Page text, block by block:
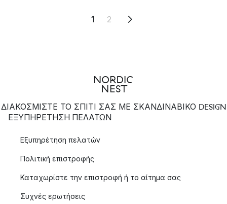
1 2
ΔΙΑΚΟΣΜΙΣΤΕ ΤΟ ΣΠΙΤΙ ΣΑΣ ΜΕ ΣΚΑΝΔΙΝΑΒΙΚΟ DESIGN
ΕΞΥΠΗΡΈΤΗΣΗ ΠΕΛΑΤΏΝ
Εξυπηρέτηση πελατών
Πολιτική επιστροφής
Καταχωρίστε την επιστροφή ή το αίτημα σας
Συχνές ερωτήσεις